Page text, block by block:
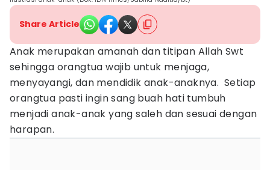
Share Article
Anak merupakan amanah dan titipan Allah Swt
sehingga orangtua wajib untuk menjaga,
menyayangi, dan mendidik anak-anaknya. Setiap
orangtua pasti ingin sang buah hati tumbuh
menjadi anak-anak yang saleh dan sesuai dengan
harapan.